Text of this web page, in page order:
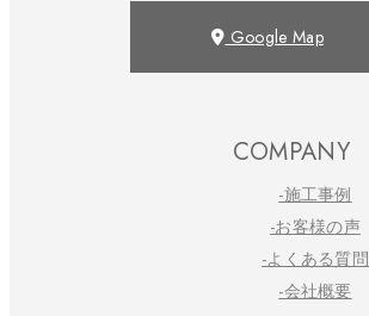
Google Map
COMPANY
-施工事例
-お客様の声
-よくある質問
-会社概要